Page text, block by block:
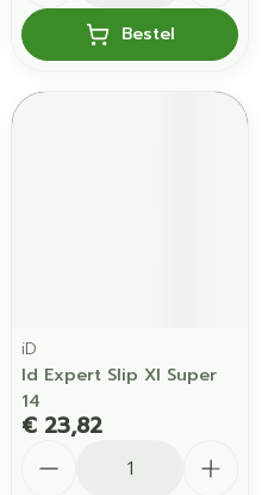
Bestel
iD
Id Expert Slip Xl Super
14
€ 23,82